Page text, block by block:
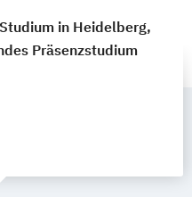
in Heidelberg,
Präsenzstudium